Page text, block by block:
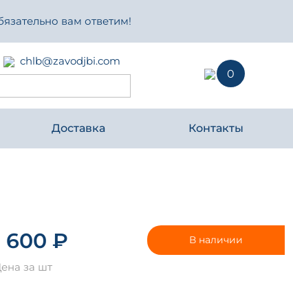
вам ответим!
chlb@zavodjbi.com
0
Доставка Контакты
600 ₽
за шт
В наличии